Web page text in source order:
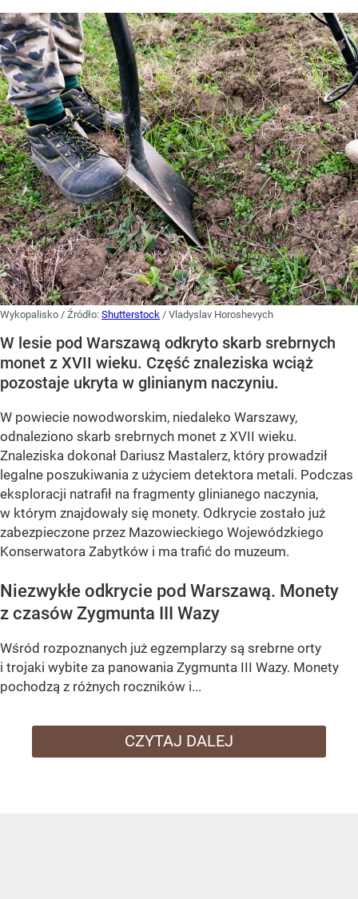
Wykopalisko / Źródło: Shutterstock / Vladyslav Horoshevych
W lesie pod Warszawą odkryto skarb srebrnych
monet z XVII wieku. Część znaleziska wciąż
pozostaje ukryta w glinianym naczyniu.
W powiecie nowodworskim, niedaleko Warszawy,
odnaleziono skarb srebrnych monet z XVII wieku.
Znaleziska dokonał Dariusz Mastalerz, który prowadził
legalne poszukiwania z użyciem detektora metali. Podczas
eksploracji natrafił na fragmenty glinianego naczynia,
w którym znajdowały się monety. Odkrycie zostało już
zabezpieczone przez Mazowieckiego Wojewódzkiego
Konserwatora Zabytków i ma trafić do muzeum.
Niezwykłe odkrycie pod Warszawą. Monety
z czasów Zygmunta III Wazy
Wśród rozpoznanych już egzemplarzy są srebrne orty
i trojaki wybite za panowania Zygmunta III Wazy. Monety
pochodzą z różnych roczników i...
CZYTAJ DALEJ